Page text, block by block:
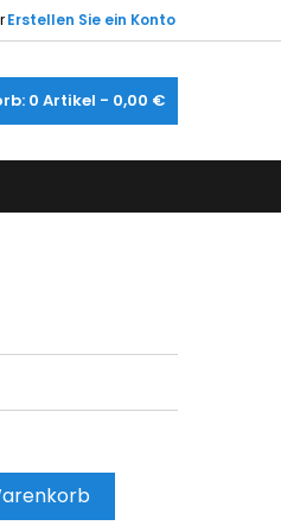
Erstellen Sie ein Konto
0 Artikel - 0,00 €